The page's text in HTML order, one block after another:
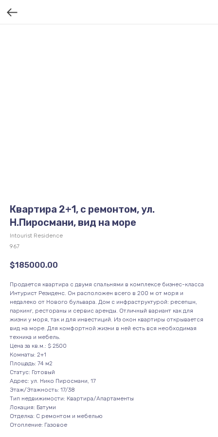
Квартира 2+1, с ремонтом, ул.
Н.Пиросмани, вид на море
Intourist Residence
967
$185000.00
Продается квартира с двумя спальнями в комплексе бизнес-класса
Интурист Резиденс. Он расположен всего в 200 м от моря и
недалеко от Нового бульвара. Дом с инфраструктурой: ресепшн,
паркинг, рестораны и сервис аренды. Отличный вариант как для
жизни у моря, так и для инвестиций. Из окон квартиры открывается
вид на море. Для комфортной жизни в ней есть вся необходимая
техника и мебель.
Цена за кв.м.: $ 2500
Комнаты: 2+1
Площадь: 74 м2
Статус: Готовый
Адрес: ул. Нико Пиросмани, 17
Этаж/Этажность: 17/38
Тип недвижимости: Квартира/Апартаменты
Локация: Батуми
Отделка: С ремонтом и мебелью
Отопление: Газовое